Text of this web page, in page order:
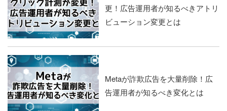
更！広告運用者が知るべきアトリ
ビューション変更とは
Metaが詐欺広告を大量削除！広
告運用者が知るべき変化とは